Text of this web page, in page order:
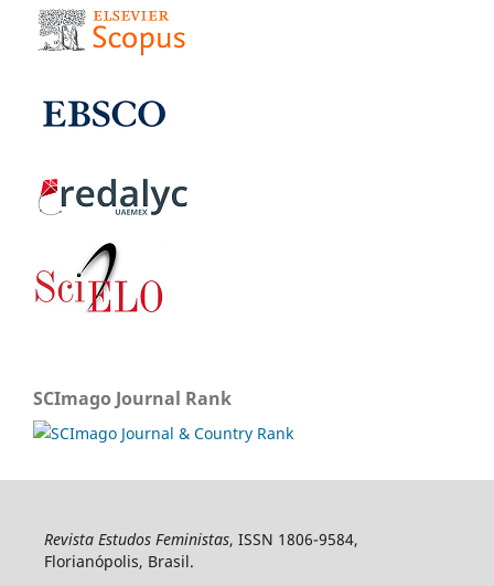
SCImago Journal Rank
Revista Estudos Feministas, ISSN 1806-9584,
Florianópolis, Brasil.